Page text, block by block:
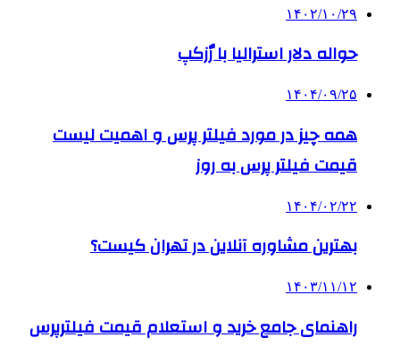
۱۴۰۲/۱۰/۲۹
حواله دلار استرالیا با رٌزکپ
۱۴۰۴/۰۹/۲۵
همه چیز در مورد فیلتر پرس و اهمیت لیست
قیمت فیلتر پرس به روز
۱۴۰۴/۰۲/۲۲
بهترین مشاوره آنلاین در تهران کیست؟
۱۴۰۳/۱۱/۱۲
راهنمای جامع خرید و استعلام قیمت فیلترپرس